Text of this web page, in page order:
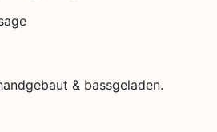
& bassgeladen.